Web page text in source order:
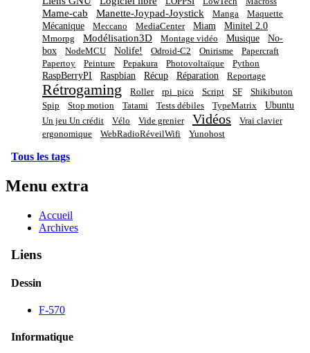
Mame-cab Manette-Joypad-Joystick Manga Maquette
Mécanique Meccano MediaCenter Miam Minitel 2.0
Mmorpg Modélisation3D Montage vidéo Musique
No-
box
NodeMCU Nolife! Odroid-C2 Onirisme
Papercraft
Papertoy
Peinture Pepakura Photovoltaïque Python
RaspBerryPI Raspbian Récup Réparation Reportage
Rétrogaming Roller rpi_pico Script SF
Shikibuton
Spip
Stop motion Tatami Tests débiles TypeMatrix Ubuntu
Un jeu Un crédit Vélo Vide grenier Vidéos
Vrai clavier
ergonomique
WebRadioRéveilWifi Yunohost
Tous les tags
Menu extra
Accueil
Archives
Liens
Dessin
F-570
Informatique